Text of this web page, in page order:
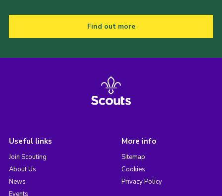
Find out more
Useful links
Join Scouting
About Us
News
Events
More info
Sitemap
Cookies
Privacy Policy